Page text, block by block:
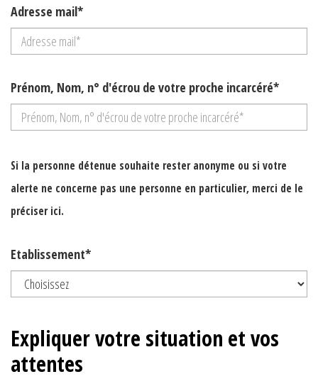
Adresse mail*
Prénom, Nom, n° d'écrou de votre proche incarcéré*
Si la personne détenue souhaite rester anonyme ou si votre
alerte ne concerne pas une personne en particulier, merci de le
préciser ici.
Etablissement*
Expliquer votre situation et vos
attentes